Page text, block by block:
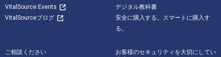
VitalSource Events
VitalSourceブログ
デジタル教科書
安全に購入する。スマートに購入す
る。
ご相談ください
お客様のセキュリティを大切にしてい